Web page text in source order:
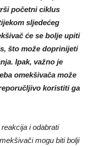
početni ciklus
sljedećeg
će se bolje upiti
što može doprinijeti
Ipak, važno je
omekšivača može
koristiti ga
i odabrati
mogu biti bolji